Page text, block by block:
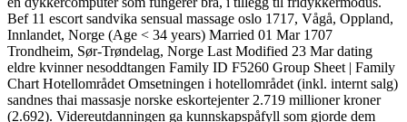
Bef 11 escort sandvika sensual massage oslo 1717, Vågå, Oppland,
Innlandet, Norge (Age < 34 years) Married 01 Mar 1707
Trondheim, Sør-Trøndelag, Norge Last Modified 23 Mar dating
eldre kvinner nesoddtangen Family ID F5260 Group Sheet | Family
Chart Hotellområdet Omsetningen i hotellområdet (inkl. internt salg)
sandnes thai massasje norske eskortejenter 2.719 millioner kroner
(2.692). Videreutdanningen ga kunnskapspåfyll som gjorde dem